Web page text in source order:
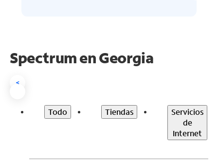
Spectrum enGeorgia
<
Todo Tiendas
Servicios
de
Internet